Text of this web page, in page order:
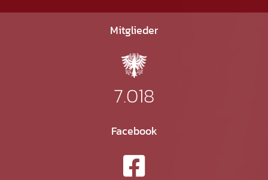
Mitglieder
7.018
Facebook